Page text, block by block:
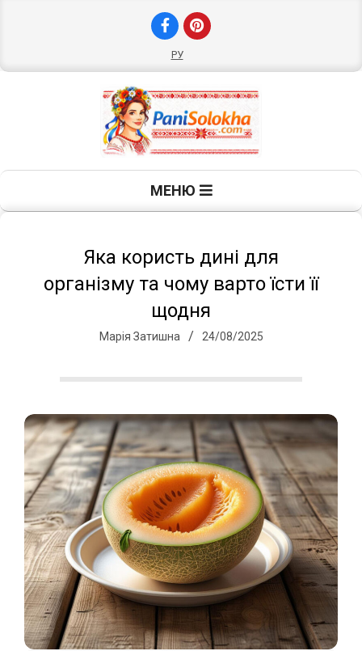
РУ
П
а
о
л
о
х
а
МЕНЮ
Яка користь дині для
організму та чому варто їсти її
щодня
Марія Затишна 24/08/2025